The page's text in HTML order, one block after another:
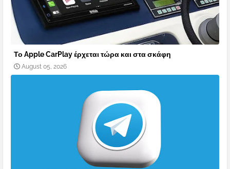
Το Apple CarPlay έρχεται τώρα και στα σκάφη
August 05, 2026